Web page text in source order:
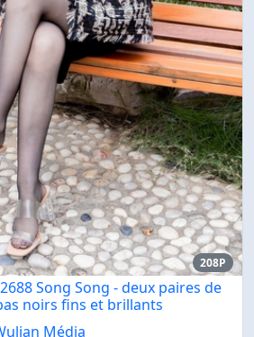
208P
Song Song - deux paires de
noirs fins et brillants
Média